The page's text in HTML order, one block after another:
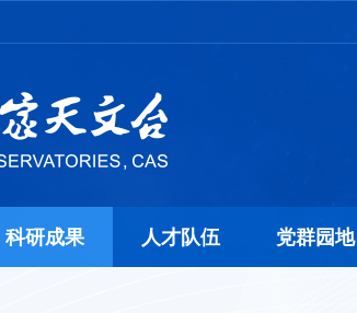
科研成果 人才队伍 党群园地